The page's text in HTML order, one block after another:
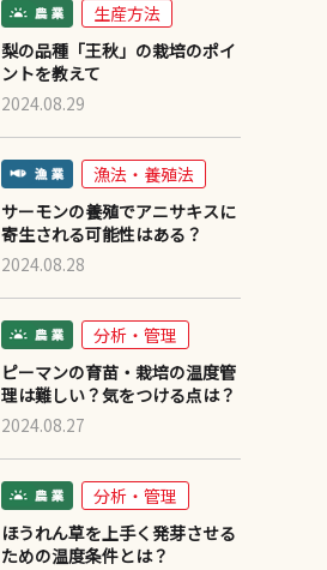
生産方法
梨の品種「王秋」の栽培のポイ
ントを教えて
2024.08.29
漁法・養殖法
サーモンの養殖でアニサキスに
寄生される可能性はある？
2024.08.28
分析・管理
ピーマンの育苗・栽培の温度管
理は難しい？気をつける点は？
2024.08.27
分析・管理
ほうれん草を上手く発芽させる
ための温度条件とは？